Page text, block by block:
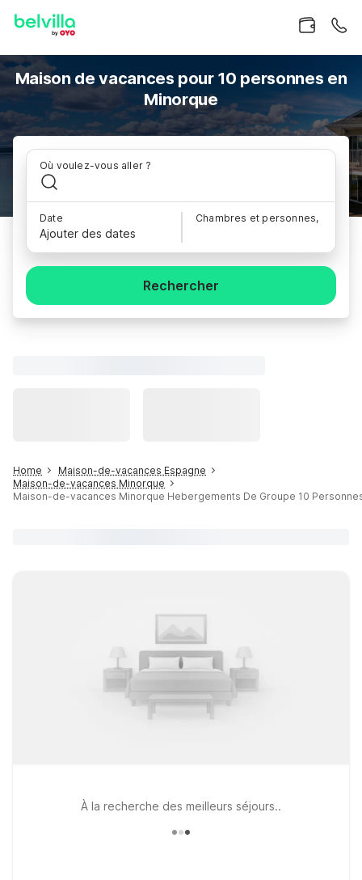
Maison de vacances pour 10 personnes en
Minorque
Où voulez-vous aller ?
Date
Ajouter des dates
Chambres et personnes,
Rechercher
Home
Maison-de-vacances Espagne
Maison-de-vacances Minorque
Maison-de-vacances Minorque Hebergements De Groupe 10
À la recherche des meilleurs séjours..